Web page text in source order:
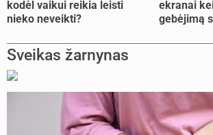
kodėl vaikui reikia leisti
nieko neveikti?
ekranai
gebėjimą
Sveikas žarnynas